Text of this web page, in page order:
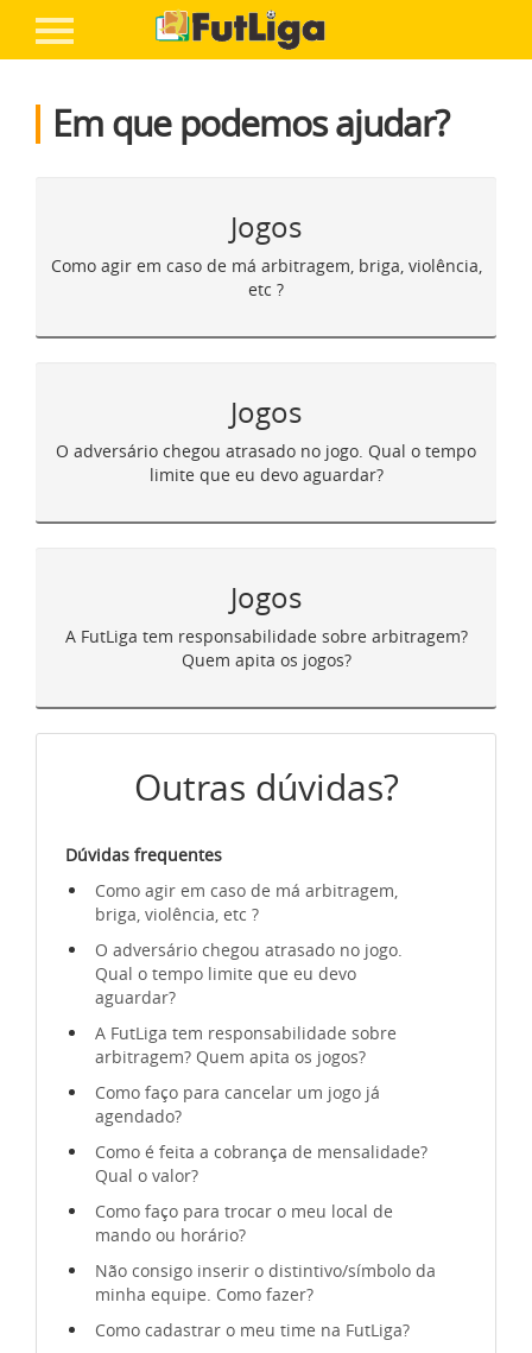
Entre ou cadastre-se
FairPlay FutLiga
+ Futebol
Como funciona
Em que podemos ajudar?
Jogos
Como agir em caso de má arbitragem, briga, violência,
etc ?
Jogos
O adversário chegou atrasado no jogo. Qual o tempo
limite que eu devo aguardar?
Jogos
A FutLiga tem responsabilidade sobre arbitragem?
Quem apita os jogos?
Outras dúvidas?
Dúvidas frequentes
Como agir em caso de má arbitragem,
briga, violência, etc ?
O adversário chegou atrasado no jogo.
Qual o tempo limite que eu devo
aguardar?
A FutLiga tem responsabilidade sobre
arbitragem? Quem apita os jogos?
Como faço para cancelar um jogo já
agendado?
Como é feita a cobrança de mensalidade?
Qual o valor?
Como faço para trocar o meu local de
mando ou horário?
Não consigo inserir o distintivo/símbolo da
minha equipe. Como fazer?
Como cadastrar o meu time na FutLiga?